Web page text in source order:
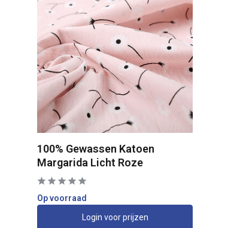
100% Gewassen Katoen
Margarida Licht Roze
Op voorraad
Login voor prijzen